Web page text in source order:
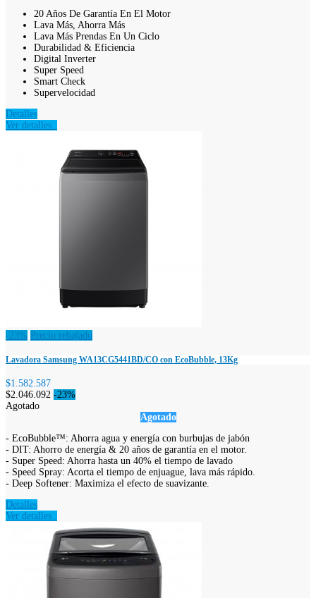
20 Años De Garantía En El Motor
Lava Más, Ahorra Más
Lava Más Prendas En Un Ciclo
Durabilidad & Eficiencia
Digital Inverter
Super Speed
Smart Check
Supervelocidad
Detalles
Ver detalles
-23% Precio rebajado
Lavadora Samsung WA13CG5441BD/CO con EcoBubble, 13Kg
$1.582.587
$2.046.092 -23%
Agotado
Agotado
- EcoBubble™: Ahorra agua y energía con burbujas de jabón
- DIT: Ahorro de energía & 20 años de garantía en el motor.
- Super Speed: Ahorra hasta un 40% el tiempo de lavado
- Speed Spray: Acorta el tiempo de enjuague, lava más rápido.
- Deep Softener: Maximiza el efecto de suavizante.
Detalles
Ver detalles